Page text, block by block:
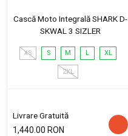
Cască Moto Integrală SHARK D-
SKWAL 3 SIZLER
XS S M L XL
2XL
Livrare Gratuită
1,440.00 RON